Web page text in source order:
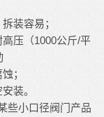
装容易；
压（1000公斤/平
；
装。
小口径阀门产品